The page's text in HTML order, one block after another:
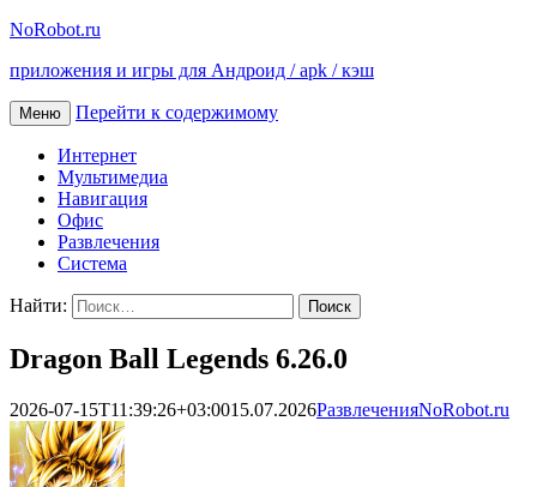
NoRobot.ru
приложения и игры для Андроид / apk / кэш
Меню Перейти к содержимому
Интернет
Мультимедиа
Навигация
Офис
Развлечения
Система
Найти:
Dragon Ball Legends 6.26.0
2026-07-15T11:39:26+03:0015.07.2026РазвлеченияNoRobot.ru